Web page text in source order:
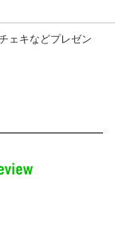
ェキなどプレゼン